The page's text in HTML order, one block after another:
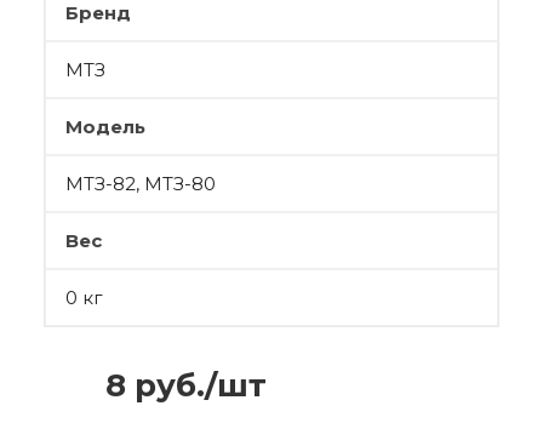
Бренд
МТЗ
Модель
МТЗ-82, МТЗ-80
Вес
0 кг
8 руб./шт